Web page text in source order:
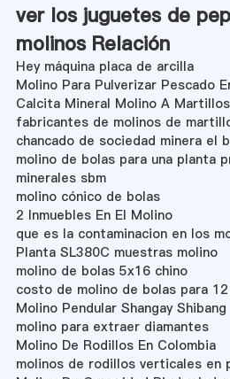
ver los juguetes de
molinos Relación
Hey máquina placa de arcilla
Molino Para Pulverizar Pescado
Calcita Mineral Molino A
fabricantes de molinos de
chancado de sociedad minera el
molino de bolas para una planta
minerales sbm
molino cónico de bolas
2 Inmuebles En El Molino
que es la contaminacion en los
Planta SL380C muestras molino
molino de bolas 5x16 chino
costo de molino de bolas para
Molino Pendular Shangay Shibang
molino para extraer diamantes
Molino De Rodillos En Colombia
molinos de rodillos verticales en